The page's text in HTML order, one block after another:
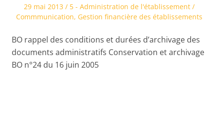
Posted
on
29 mai 2013
Posted
in
5 - Administration de l'établissement /
Commmunication, Gestion financière des établissements
BO rappel des conditions et durées d’archivage des
documents administratifs Conservation et archivage
BO n°24 du 16 juin 2005